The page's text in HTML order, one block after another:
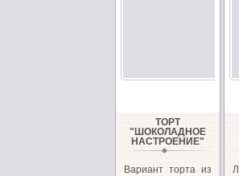
ТОРТ
"ШОКОЛАДНОЕ
НАСТРОЕНИЕ"
Вариант торта из